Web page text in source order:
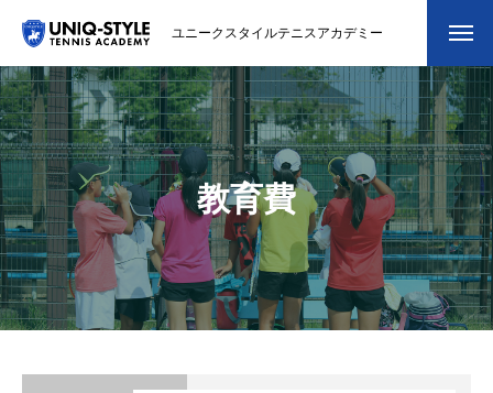
ユニークスタイルテニスアカデミー
初めての方
システム・クラス・料金
スクール紹介・コーチ紹介
大会・イベント
ブログ
教育費